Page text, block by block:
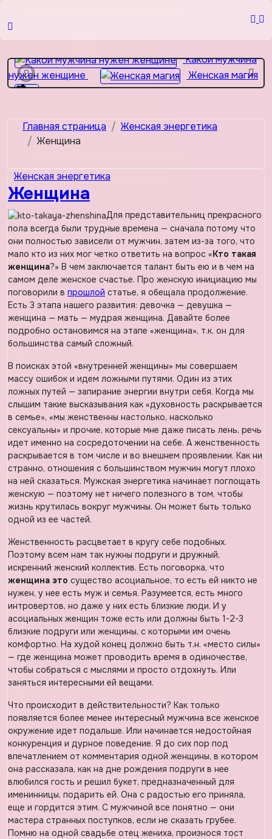
Какой мужчина
нужен женщине
Женская магия
Главная страница
Женская энергетика
Женщина
Женская энергетика
Женщина
Для представительниц прекрасного
пола всегда были трудные времена — сначала потому что
они полностью зависели от мужчин, затем из-за того, что
мало кто из них мог четко ответить на вопрос «Кто такая
женщина?» В чем заключается талант быть ею и в чем на
самом деле женское счастье. Про женскую инициацию мы
поговорили в прошлой статье, я обещала продолжение.
Есть 3 этапа нашего развития: девочка — девушка —
женщина — мать — мудрая женщина. Давайте более
подробно остановимся на этапе «женщина», т.к. он для
большинства самый сложный.
В поисках этой «внутренней женщины» мы совершаем
массу ошибок и идем ложными путями. Один из этих
ложных путей — запирание энергии внутри себя. Когда мы
слышим такие высказывания как «духовность раскрывается
в семье», «мы женственны настолько, насколько
сексуальны» и прочие, которые мне даже писать лень, речь
идет именно на сосредоточении на себе. А женственность
раскрывается в том числе и во внешнем проявлении. Как ни
странно, отношения с большинством мужчин могут плохо
на ней сказаться. Мужская энергетика начинает поглощать
женскую — поэтому нет ничего полезного в том, чтобы
жизнь крутилась вокруг мужчины. Он может быть только
одной из ее частей.
Женственность расцветает в кругу себе подобных.
Поэтому всем нам так нужны подруги и дружный,
искренний женский коллектив. Есть поговорка, что
женщина это существо асоциальное, то есть ей никто не
нужен, у нее есть муж и семья. Разумеется, есть много
интровертов, но даже у них есть близкие люди. И у
асоциальных женщин тоже есть или должны быть 1-2-3
близкие подруги или женщины, с которыми им очень
комфортно. На худой конец должно быть т.н. «место силы»
— где женщина может проводить время в одиночестве,
чтобы собраться с мыслями и просто отдохнуть. Или
заняться интересными ей вещами.
Что происходит в действительности? Как только
появляется более менее интересный мужчина все женское
окружение идет подальше. Или начинается недостойная
конкуренция и дурное поведение. Я до сих пор под
впечатлением от комментария одной женщины, в котором
она рассказала, как на дне рождения подруги в нее
влюбился гость и решил букет, предназначенный для
именинницы, подарить ей. Она с радостью его приняла,
еще и гордится этим. С мужчиной все понятно — они
мастера странных поступков, если не сказать грубее.
Помню на одной свадьбе отец жениха, произнося тост